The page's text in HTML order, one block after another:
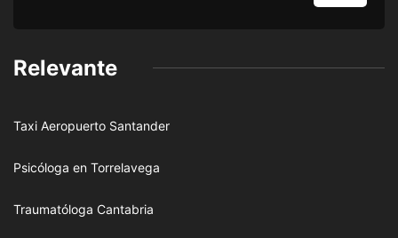
Relevante
Taxi Aeropuerto Santander
Psicóloga en Torrelavega
Traumatóloga Cantabria